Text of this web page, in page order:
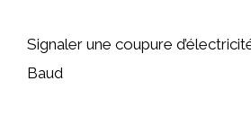
Signaler une coupure
Baud